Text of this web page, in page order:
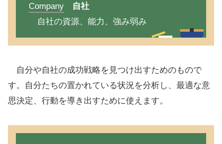
Company
自社
自社の資源、能力、強み弱み
自分や自社の成功戦略を見つけ出すためのもので
す。自分たちの置かれている状況を分析し、最適な意
思決定、行動を導き出すために使えます。